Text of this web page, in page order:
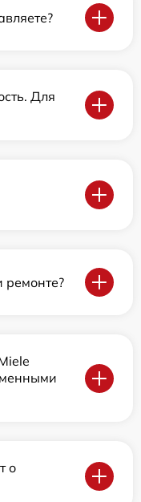
Для
ремонте?
о